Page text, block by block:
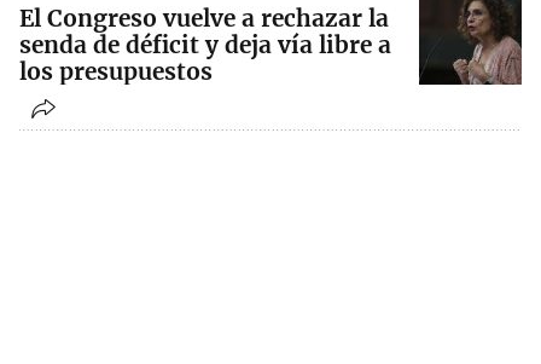
El Congreso vuelve a rechazar la
senda de déficit y deja vía libre a
los presupuestos